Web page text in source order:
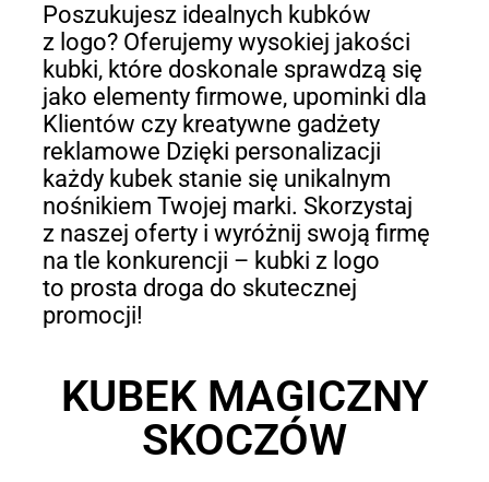
Poszukujesz idealnych kubków
z logo? Oferujemy wysokiej jakości
kubki, które doskonale sprawdzą się
jako elementy firmowe, upominki dla
Klientów czy kreatywne gadżety
reklamowe Dzięki personalizacji
każdy kubek stanie się unikalnym
nośnikiem Twojej marki. Skorzystaj
z naszej oferty i wyróżnij swoją firmę
na tle konkurencji – kubki z logo
to prosta droga do skutecznej
promocji!
KUBEK MAGICZNY
SKOCZÓW